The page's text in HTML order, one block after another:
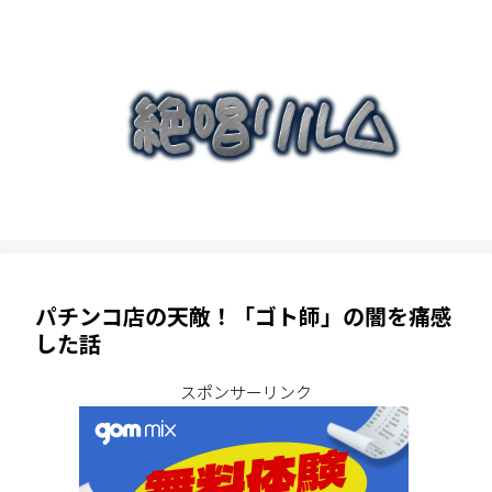
パチンコ店の天敵！「ゴト師」の闇を痛感
した話
スポンサーリンク